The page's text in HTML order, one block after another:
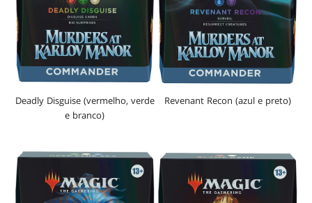
Deadly Disguise (vermelho, verde
e branco)
Revenant Recon (azul e preto)